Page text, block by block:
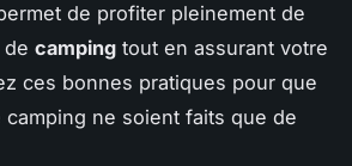
de profiter pleinement de
camping tout en assurant votre
ces bonnes pratiques pour que
ne soient faits que de